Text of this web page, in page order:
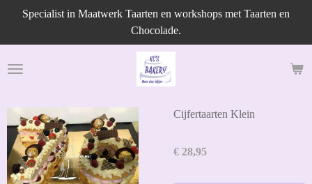
naar
de
Specialist in Maatwerk Taarten en workshops met Taarten en
Chocolade.
Cijfertaarten Klein
€ 28,95